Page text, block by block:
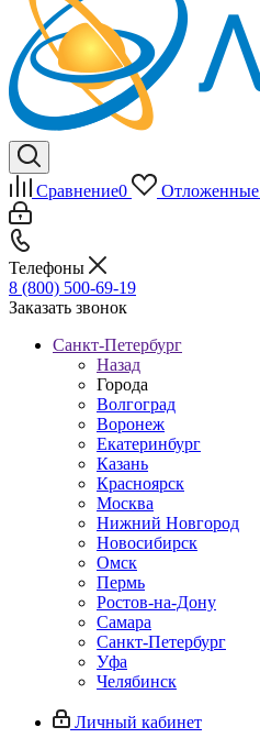
Сравнение0 Отложенные
Телефоны
8 (800) 500-69-19
Заказать звонок
Санкт-Петербург
Назад
Города
Волгоград
Воронеж
Екатеринбург
Казань
Красноярск
Москва
Нижний Новгород
Новосибирск
Омск
Пермь
Ростов-на-Дону
Самара
Санкт-Петербург
Уфа
Челябинск
Личный кабинет